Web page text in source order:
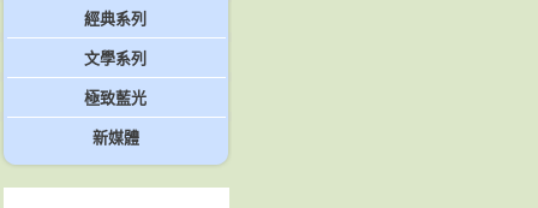
經典系列
文學系列
極致藍光
新媒體